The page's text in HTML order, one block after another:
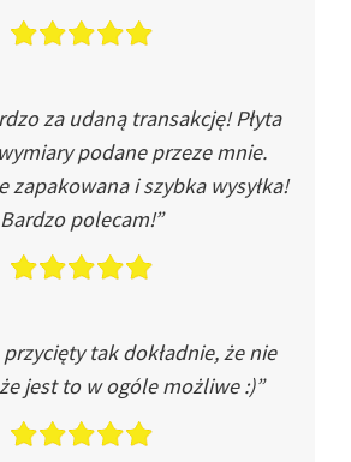
za udaną transakcję! Płyta
podane przeze mnie.
zapakowana i szybka wysyłka!
Bardzo polecam!”
tak dokładnie, że nie
jest to w ogóle możliwe :)”